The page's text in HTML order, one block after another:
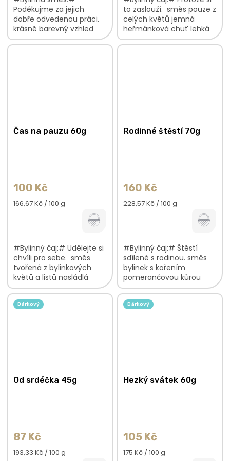
Poděkujme za jejich
dobře odvedenou práci.
krásně barevný vzhled
jemná heřmánková chuť
luční vůně s citrusovými
to zaslouží. směs pouze z
celých květů jemná
heřmánková chuť lehká
květinová vůně V
bylinkové směsi najdete:
Čas na pauzu 60g
100 Kč
Měrná
166,67 Kč / 100 g
#Bylinný čaj:# Udělejte si
chvíli pro sebe. směs
tvořená z bylinkových
květů a listů nasládlá
chuť jemná, květinově-
sladká vůně V bylinkové
směsi najdete:...
Rodinné štěstí 70g
160 Kč
Měrná
228,57 Kč / 100 g
#Bylinný čaj:# Štěstí
sdílené s rodinou. směs
bylinek s kořením
pomerančovou kůrou
šmrncovní chuť s
květinovým nádechem
čistá vůně s citrusovými
Dárkový
Od srdéčka 45g
87 Kč
Měrná
193,33 Kč / 100 g
Dárkový
Hezký svátek 60g
105 Kč
Měrná
175 Kč / 100 g